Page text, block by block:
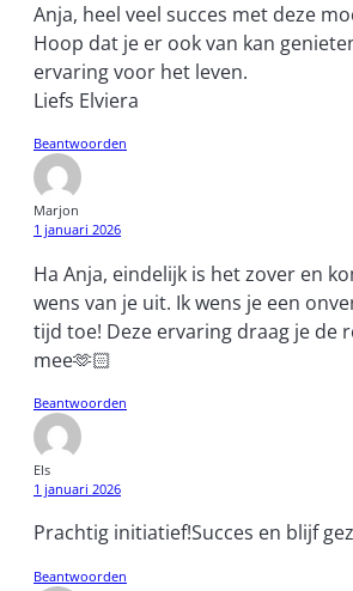
Anja, heel veel succes met deze
Hoop dat je er ook van kan
ervaring voor het leven.
Liefs Elviera
Beantwoorden
Marjon
1 januari 2026
Ha Anja, eindelijk is het zover en
wens van je uit. Ik wens je een
tijd toe! Deze ervaring draag je de
mee🫶🏻
Beantwoorden
Els
1 januari 2026
Prachtig initiatief!Succes en blijf
Beantwoorden